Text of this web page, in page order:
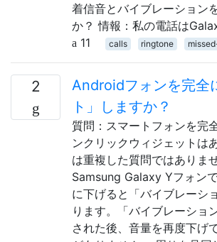
着信音とバイブレーション
か？ 情報：私の電話は
11
calls ringtone
2
Androidフォンを完全
ト」しますか？
質問：スマートフォンを完
ンクリックウィジェットは
は重複した質問ではありま
Samsung Galaxy Yフォン
に下げると「バイブレーシ
ります。「バイブレーショ
された後、音量を再度下げ